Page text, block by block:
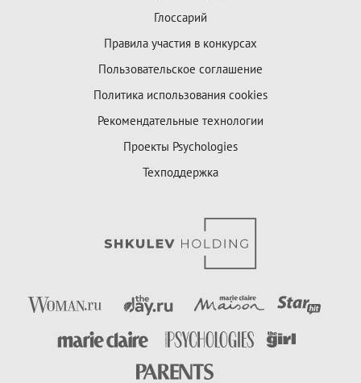
Глоссарий
Правила участия в конкурсах
Пользовательское соглашение
Политика использования cookies
Рекомендательные технологии
Проекты Psychologies
Техподдержка